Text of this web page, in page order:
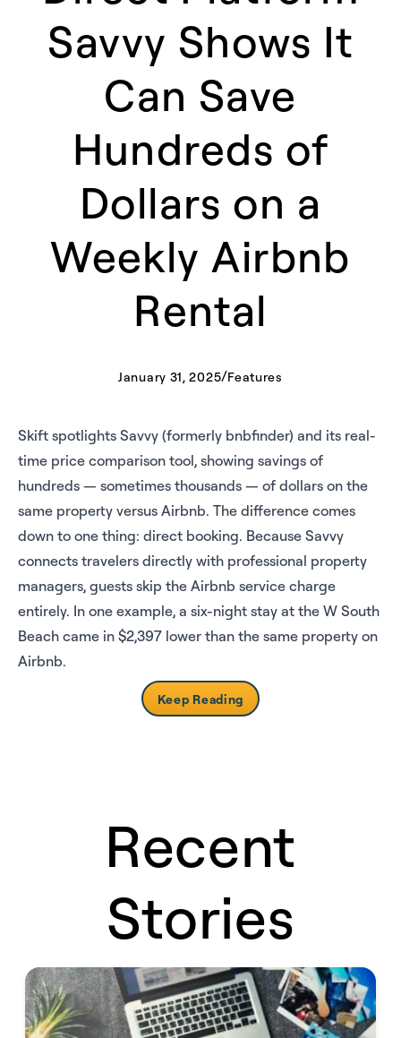
Savvy Shows It
Can Save
Hundreds of
Dollars on a
Weekly Airbnb
Rental​​​​‌ ‍ ​‍​‍‌‍ ‌ ​‍‌‍‍‌‌‍‌ ‌‍‍‌‌‍ ‍​‍​‍​ ‍‍​‍​‍‌ ​ ‌‍​‌‌‍ ‍‌‍‍‌‌ ‌​‌ ‍‌​‍ ‍‌‍‍‌‌‍ ​‍​‍​‍ ​​‍​‍‌‍‍​‌ ​‍‌‍‌‌‌‍‌‍​‍​‍​ ‍‍​‍​‍​‍ ‌ ​ ‌ ‌​‌ ‌‌‌‍‌​‌‍‍‌‌‍ ​‍ ‌‍‍‌‌‍ ‍‌ ‌​‌‍‌‌‌‍ ‍‌ ‌​​‍ ‌‍‌‌‌‍‌​‌‍‍‌‌ ‌​​‍ ‌‍ ‌‌‍ ‌‍‌​‌‍‌‌​ ‌‌ ​​‌ ​‍‌‍‌‌‌ ​ ‌‍‌‌‌‍ ‍‌ ‌​‌‍​‌‌ ‌​‌‍‍‌‌‍ ‌‍ ‍​ ‍ ‌‍‍‌‌‍‌​​ ‌​ ​‌‌‍‌‍‌‍​ ​ ​‍​ ‌​​ ​‍​ ‍‌​ ​​​‍ ‌‌‍‌‍‌‍​‍​ ‌ ‌‍‌‍​‍ ‌​ ‌​‌‍‌​‌‍‌‌​ ​​​‍ ‌‌‍​‌​ ​‌‌‍‌​‌‍​‌​‍ ‌‌‍​ ‌‍​‌​ ‌‌‌‍‌​‌‍‌‌​ ‌ ​ ‌​‌‍‌‌​ ‌‍​ ‌‍‌‍‌​‌‍‌‌​ ‍ ‌ ‌​‌ ‍‌‌ ​​‌‍‌‌​ ‌‌ ​​‌‍ ‌ ​ ‌ ‌​​ ‍ ‌ ​​‌‍​‌‌ ‌​‌‍‍​​ ‌‌ ‌​‌‍‍‌‌ ‌​‌‍ ​‌‍‌‌​ ‌‍​‍‌‍​‌‌ ​ ‌‍‌‌‌‌‌‌‌ ​‍‌‍ ​​ ‌​‍‌‌​ ​‍‌​‌‍‌ ​ ‌ ‌​‌ ‌‌‌‍‌​‌‍‍‌‌‍ ​‍‌‍‌‍‍‌‌‍‌​​ ‌​ ​‌‌‍‌‍‌‍​ ​ ​‍​ ‌​​ ​‍​ ‍‌​ ​​​‍ ‌‌‍‌‍‌‍​‍​ ‌ ‌‍‌‍​‍ ‌​ ‌​‌‍‌​‌‍‌‌​ ​​​‍ ‌‌‍​‌​ ​‌‌‍‌​‌‍​‌​‍ ‌‌‍​ ‌‍​‌​ ‌‌‌‍‌​‌‍‌‌​ ‌ ​ ‌​‌‍‌‌​ ‌‍​ ‌‍‌‍‌​‌‍‌‌​‍‌‍‌ ‌​‌ ‍‌‌ ​​‌‍‌‌​ ‌‌ ​​‌‍ ‌ ​ ‌ ‌​​‍‌‍‌ ​​‌‍​‌‌ ‌​‌‍‍​​ ‌‌ ‌​‌‍‍‌‌ ‌​‌‍ ​‌‍‌‌​‍‌‍‌ ​​‌‍‌‌‌ ​‍‌ ​ ‌ ​​‌‍‌‌‌‍​ ‌ ‌​‌‍‍‌‌ ‌‍‌‍‌‌​ ‌‌ ​​‌ ‌‌‌‍​‍‌‍ ​‌‍‍‌‌ ​ ‌‍‍​‌‍‌‌‌‍‌​​‍​‍‌ ‌
January 31, 2025/Features​​​​‌ ‍ ​‍​‍‌‍ ‌ ​‍‌‍‍‌‌‍‌ ‌‍‍‌‌‍ ‍​‍​‍​ ‍‍​‍​‍‌ ​ ‌‍​‌‌‍ ‍‌‍‍‌‌ ‌​‌ ‍‌​‍ ‍‌‍‍‌‌‍ ​‍​‍​‍ ​​‍​‍‌‍‍​‌ ​‍‌‍‌‌‌‍‌‍​‍​‍​ ‍‍​‍​‍​‍ ‌ ​ ‌ ‌​‌ ‌‌‌‍‌​‌‍‍‌‌‍ ​‍ ‌‍‍‌‌‍ ‍‌ ‌​‌‍‌‌‌‍ ‍‌ ‌​​‍ ‌‍‌‌‌‍‌​‌‍‍‌‌ ‌​​‍ ‌‍ ‌‌‍ ‌‍‌​‌‍‌‌​ ‌‌ ​​‌ ​‍‌‍‌‌‌ ​ ‌‍‌‌‌‍ ‍‌ ‌​‌‍​‌‌ ‌​‌‍‍‌‌‍ ‌‍ ‍​ ‍ ‌‍‍‌‌‍‌​​ ‌​ ‍‌​ ​‌‌‍‌‍​ ‌ ​ ‍​​ ‍‌‌‍‌‌‌‍​ ​‍ ‌​ ​​‌‍​ ​ ​ ​ ‌​​‍ ‌​ ‌​​ ‌‍‌‍​‍‌‍‌‌​‍ ‌‌‍​‍‌‍​‌‌‍​‌​ ‌ ​‍ ‌‌‍‌​​ ​ ​ ‌ ​ ​​‌‍​ ‌‍​‍​ ‌‌​ ​​‌‍‌‍​ ‌‌‌‍‌​​ ‌ ​ ‍ ‌ ‌​‌ ‍‌‌ ​​‌‍‌‌​ ‌‌‍​ ‌‍​‌‌ ‌​‌‍‌‌‌‍‌ ‌‍ ‌ ​‍‌ ‍‌​ ‍ ‌ ​​‌‍​‌‌ ‌​‌‍‍​​ ‌‌ ‌​‌‍‍‌‌ ‌​‌‍ ​‌‍‌‌​ ‌‍​‍‌‍​‌‌ ​ ‌‍‌‌‌‌‌‌‌ ​‍‌‍ ​​ ‌​‍‌‌​ ​‍‌​‌‍‌ ​ ‌ ‌​‌ ‌‌‌‍‌​‌‍‍‌‌‍ ​‍‌‍‌‍‍‌‌‍‌​​ ‌​ ‍‌​ ​‌‌‍‌‍​ ‌ ​ ‍​​ ‍‌‌‍‌‌‌‍​ ​‍ ‌​ ​​‌‍​ ​ ​ ​ ‌​​‍ ‌​ ‌​​ ‌‍‌‍​‍‌‍‌‌​‍ ‌‌‍​‍‌‍​‌‌‍​‌​ ‌ ​‍ ‌‌‍‌​​ ​ ​ ‌ ​ ​​‌‍​ ‌‍​‍​ ‌‌​ ​​‌‍‌‍​ ‌‌‌‍‌​​ ‌ ​‍‌‍‌ ‌​‌ ‍‌‌ ​​‌‍‌‌​ ‌‌‍​ ‌‍​‌‌ ‌​‌‍‌‌‌‍‌ ‌‍ ‌ ​‍‌ ‍‌​‍‌‍‌ ​​‌‍​‌‌ ‌​‌‍‍​​ ‌‌ ‌​‌‍‍‌‌ ‌​‌‍ ​‌‍‌‌​‍‌‍‌ ​​‌‍‌‌‌ ​‍‌ ​ ‌ ​​‌‍‌‌‌‍​ ‌ ‌​‌‍‍‌‌ ‌‍‌‍‌‌​ ‌‌ ​​‌ ‌‌‌‍​‍‌‍ ​‌‍‍‌‌ ​ ‌‍‍​‌‍‌‌‌‍‌​​‍​‍‌ ‌
Skift spotlights Savvy (formerly bnbfinder) and its real-
time price comparison tool, showing savings of
hundreds — sometimes thousands — of dollars on the
same property versus Airbnb. The difference comes
down to one thing: direct booking. Because Savvy
connects travelers directly with professional property
managers, guests skip the Airbnb service charge
entirely. In one example, a six-night stay at the W South
Beach came in $2,397 lower than the same property on
Airbnb.​​​​‌ ‍ ​‍​‍‌‍ ‌ ​‍‌‍‍‌‌‍‌ ‌‍‍‌‌‍ ‍​‍​‍​ ‍‍​‍​‍‌ ​ ‌‍​‌‌‍ ‍‌‍‍‌‌ ‌​‌ ‍‌​‍ ‍‌‍‍‌‌‍ ​‍​‍​‍ ​​‍​‍‌‍‍​‌ ​‍‌‍‌‌‌‍‌‍​‍​‍​ ‍‍​‍​‍​‍ ‌ ​ ‌ ‌​‌ ‌‌‌‍‌​‌‍‍‌‌‍ ​‍ ‌‍‍‌‌‍ ‍‌ ‌​‌‍‌‌‌‍ ‍‌ ‌​​‍ ‌‍‌‌‌‍‌​‌‍‍‌‌ ‌​​‍ ‌‍ ‌‌‍ ‌‍‌​‌‍‌‌​ ‌‌ ​​‌ ​‍‌‍‌‌‌ ​ ‌‍‌‌‌‍ ‍‌ ‌​‌‍​‌‌ ‌​‌‍‍‌‌‍ ‌‍ ‍​ ‍ ‌‍‍‌‌‍‌​​ ‌​ ​‌‌‍‌‍‌‍​ ​ ​‍​ ‌​​ ​‍​ ‍‌​ ​​​‍ ‌‌‍‌‍‌‍​‍​ ‌ ‌‍‌‍​‍ ‌​ ‌​‌‍‌​‌‍‌‌​ ​​​‍ ‌‌‍​‌​ ​‌‌‍‌​‌‍​‌​‍ ‌‌‍​ ‌‍​‌​ ‌‌‌‍‌​‌‍‌‌​ ‌ ​ ‌​‌‍‌‌​ ‌‍​ ‌‍‌‍‌​‌‍‌‌​ ‍ ‌ ‌​‌ ‍‌‌ ​​‌‍‌‌​ ‌‌ ​​‌‍ ‌ ​ ‌ ‌​​ ‍ ‌ ​​‌‍​‌‌ ‌​‌‍‍​​ ‌‌‍​ ‌‍ ‌‍ ‍‌ ‌​‌‍‌‌‌‍ ‍‌ ‌​​‍‌‌​ ‌‌‌​​‍‌‌ ‌‍‍ ‌‍‌‌‌ ‍‌​‍‌‌​ ​ ‌​‌​​‍‌‌​ ​ ‌​‌​​‍‌‌​ ​‍​ ​‍‌‍‌​‌‍​ ​ ‍‌​ ‌​‌‍​ ​ ‌‌‌‍​ ‌‍‌‌​ ​‌​ ‌‍​ ‌​​ ​‍​‍‌‌​ ​‍​ ​‍​‍‌‌​ ‌‌‌​‌​​‍ ‍‌‍​ ‌‍‍​‌‍‍‌‌‍ ​‌‍‌​‌ ​‍‌‍‌‌‌‍ ‍​‍‌‌​ ‌‌‌​​‍‌‌ ‌‍‍ ‌‍‌‌‌ ‍‌​‍‌‌​ ​ ‌​‌​​‍‌‌​ ​ ‌​‌​​‍‌‌​ ​‍​ ​‍​ ‍​​ ‍‌​ ‌​‌‍​ ​ ‍‌​ ‌​‌‍​‌​ ‍​​ ​‌‌‍‌​​ ​‍‌‍​‌​‍‌‌​ ​‍​ ​‍​‍‌‌​ ‌‌‌​‌​​‍ ‍‌ ‌​‌‍‌‌‌ ‍​‌ ‌​​ ‌‍​‍‌‍​‌‌ ​ ‌‍‌‌‌‌‌‌‌ ​‍‌‍ ​​ ‌​‍‌‌​ ​‍‌​‌‍‌ ​ ‌ ‌​‌ ‌‌‌‍‌​‌‍‍‌‌‍ ​‍‌‍‌‍‍‌‌‍‌​​ ‌​ ​‌‌‍‌‍‌‍​ ​ ​‍​ ‌​​ ​‍​ ‍‌​ ​​​‍ ‌‌‍‌‍‌‍​‍​ ‌ ‌‍‌‍​‍ ‌​ ‌​‌‍‌​‌‍‌‌​ ​​​‍ ‌‌‍​‌​ ​‌‌‍‌​‌‍​‌​‍ ‌‌‍​ ‌‍​‌​ ‌‌‌‍‌​‌‍‌‌​ ‌ ​ ‌​‌‍‌‌​ ‌‍​ ‌‍‌‍‌​‌‍‌‌​‍‌‍‌ ‌​‌ ‍‌‌ ​​‌‍‌‌​ ‌‌ ​​‌‍ ‌ ​ ‌ ‌​​‍‌‍‌ ​​‌‍​‌‌ ‌​‌‍‍​​ ‌‌‍​ ‌‍ ‌‍ ‍‌ ‌​‌‍‌‌‌‍ ‍‌ ‌​​‍‌‌​ ‌‌‌​​‍‌‌ ‌‍‍ ‌‍‌‌‌ ‍‌​‍‌‌​ ​ ‌​‌​​‍‌‌​ ​ ‌​‌​​‍‌‌​ ​‍​ ​‍‌‍‌​‌‍​ ​ ‍‌​ ‌​‌‍​ ​ ‌‌‌‍​ ‌‍‌‌​ ​‌​ ‌‍​ ‌​​ ​‍​‍‌‌​ ​‍​ ​‍​‍‌‌​ ‌‌‌​‌​​‍ ‍‌‍​ ‌‍‍​‌‍‍‌‌‍ ​‌‍‌​‌ ​‍‌‍‌‌‌‍ ‍​‍‌‌​ ‌‌‌​​‍‌‌ ‌‍‍ ‌‍‌‌‌ ‍‌​‍‌‌​ ​ ‌​‌​​‍‌‌​ ​ ‌​‌​​‍‌‌​ ​‍​ ​‍​ ‍​​ ‍‌​ ‌​‌‍​ ​ ‍‌​ ‌​‌‍​‌​ ‍​​ ​‌‌‍‌​​ ​‍‌‍​‌​‍‌‌​ ​‍​ ​‍​‍‌‌​ ‌‌‌​‌​​‍ ‍‌ ‌​‌‍‌‌‌ ‍​‌ ‌​​‍‌‍‌ ​​‌‍‌‌‌ ​‍‌ ​ ‌ ​​‌‍‌‌‌‍​ ‌ ‌​‌‍‍‌‌ ‌‍‌‍‌‌​ ‌‌ ​​‌ ‌‌‌‍​‍‌‍ ​‌‍‍‌‌ ​ ‌‍‍​‌‍‌‌‌‍‌​​‍​‍‌ ‌
Keep Reading​​​​‌ ‍ ​‍​‍‌‍ ‌ ​‍‌‍‍‌‌‍‌ ‌‍‍‌‌‍ ‍​‍​‍​ ‍‍​‍​‍‌ ​ ‌‍​‌‌‍ ‍‌‍‍‌‌ ‌​‌ ‍‌​‍ ‍‌‍‍‌‌‍ ​‍​‍​‍ ​​‍​‍‌‍‍​‌ ​‍‌‍‌‌‌‍‌‍​‍​‍​ ‍‍​‍​‍​‍ ‌ ​ ‌ ‌​‌ ‌‌‌‍‌​‌‍‍‌‌‍ ​‍ ‌‍‍‌‌‍ ‍‌ ‌​‌‍‌‌‌‍ ‍‌ ‌​​‍ ‌‍‌‌‌‍‌​‌‍‍‌‌ ‌​​‍ ‌‍ ‌‌‍ ‌‍‌​‌‍‌‌​ ‌‌ ​​‌ ​‍‌‍‌‌‌ ​ ‌‍‌‌‌‍ ‍‌ ‌​‌‍​‌‌ ‌​‌‍‍‌‌‍ ‌‍ ‍​ ‍ ‌‍‍‌‌‍‌​​ ‌​ ​‌‌‍‌‍‌‍​ ​ ​‍​ ‌​​ ​‍​ ‍‌​ ​​​‍ ‌‌‍‌‍‌‍​‍​ ‌ ‌‍‌‍​‍ ‌​ ‌​‌‍‌​‌‍‌‌​ ​​​‍ ‌‌‍​‌​ ​‌‌‍‌​‌‍​‌​‍ ‌‌‍​ ‌‍​‌​ ‌‌‌‍‌​‌‍‌‌​ ‌ ​ ‌​‌‍‌‌​ ‌‍​ ‌‍‌‍‌​‌‍‌‌​ ‍ ‌ ‌​‌ ‍‌‌ ​​‌‍‌‌​ ‌‌ ​​‌‍ ‌ ​ ‌ ‌​​ ‍ ‌ ​​‌‍​‌‌ ‌​‌‍‍​​ ‌‌‍​ ‌‍ ‌‍ ‍‌ ‌​‌‍‌‌‌‍ ‍‌ ‌​​‍‌‌​ ‌‌‌​​‍‌‌ ‌‍‍ ‌‍‌‌‌ ‍‌​‍‌‌​ ​ ‌​‌​​‍‌‌​ ​ ‌​‌​​‍‌‌​ ​‍​ ​‍​ ‍​​ ‌‌‌‍‌‍‌‍‌‍‌‍​‍​ ​‌​ ‌‌​ ‌ ‌‍‌‍‌‍‌‍‌‍‌​​ ‌‌​‍‌‌​ ​‍​ ​‍​‍‌‌​ ‌‌‌​‌​​‍ ‍‌‍​ ‌‍‍​‌‍‍‌‌‍ ​‌‍‌​‌ ​‍‌‍‌‌‌‍ ‍​‍‌‌​ ‌‌‌​​‍‌‌ ‌‍‍ ‌‍‌‌‌ ‍‌​‍‌‌​ ​ ‌​‌​​‍‌‌​ ​ ‌​‌​​‍‌‌​ ​‍​ ​‍​ ‌​‌‍‌‍​ ​ ​ ‍​​ ‍‌​ ​‌‌‍​ ​ ​​‌‍​‌‌‍​ ​ ​​​ ‍‌​‍‌‌​ ​‍​ ​‍​‍‌‌​ ‌‌‌​‌​​‍ ‍‌ ‌​‌‍‌‌‌ ‍​‌ ‌​​ ‌‍​‍‌‍​‌‌ ​ ‌‍‌‌‌‌‌‌‌ ​‍‌‍ ​​ ‌​‍‌‌​ ​‍‌​‌‍‌ ​ ‌ ‌​‌ ‌‌‌‍‌​‌‍‍‌‌‍ ​‍‌‍‌‍‍‌‌‍‌​​ ‌​ ​‌‌‍‌‍‌‍​ ​ ​‍​ ‌​​ ​‍​ ‍‌​ ​​​‍ ‌‌‍‌‍‌‍​‍​ ‌ ‌‍‌‍​‍ ‌​ ‌​‌‍‌​‌‍‌‌​ ​​​‍ ‌‌‍​‌​ ​‌‌‍‌​‌‍​‌​‍ ‌‌‍​ ‌‍​‌​ ‌‌‌‍‌​‌‍‌‌​ ‌ ​ ‌​‌‍‌‌​ ‌‍​ ‌‍‌‍‌​‌‍‌‌​‍‌‍‌ ‌​‌ ‍‌‌ ​​‌‍‌‌​ ‌‌ ​​‌‍ ‌ ​ ‌ ‌​​‍‌‍‌ ​​‌‍​‌‌ ‌​‌‍‍​​ ‌‌‍​ ‌‍ ‌‍ ‍‌ ‌​‌‍‌‌‌‍ ‍‌ ‌​​‍‌‌​ ‌‌‌​​‍‌‌ ‌‍‍ ‌‍‌‌‌ ‍‌​‍‌‌​ ​ ‌​‌​​‍‌‌​ ​ ‌​‌​​‍‌‌​ ​‍​ ​‍​ ‍​​ ‌‌‌‍‌‍‌‍‌‍‌‍​‍​ ​‌​ ‌‌​ ‌ ‌‍‌‍‌‍‌‍‌‍‌​​ ‌‌​‍‌‌​ ​‍​ ​‍​‍‌‌​ ‌‌‌​‌​​‍ ‍‌‍​ ‌‍‍​‌‍‍‌‌‍ ​‌‍‌​‌ ​‍‌‍‌‌‌‍ ‍​‍‌‌​ ‌‌‌​​‍‌‌ ‌‍‍ ‌‍‌‌‌ ‍‌​‍‌‌​ ​ ‌​‌​​‍‌‌​ ​ ‌​‌​​‍‌‌​ ​‍​ ​‍​ ‌​‌‍‌‍​ ​ ​ ‍​​ ‍‌​ ​‌‌‍​ ​ ​​‌‍​‌‌‍​ ​ ​​​ ‍‌​‍‌‌​ ​‍​ ​‍​‍‌‌​ ‌‌‌​‌​​‍ ‍‌ ‌​‌‍‌‌‌ ‍​‌ ‌​​‍‌‍‌ ​​‌‍‌‌‌ ​‍‌ ​ ‌ ​​‌‍‌‌‌‍​ ‌ ‌​‌‍‍‌‌ ‌‍‌‍‌‌​ ‌‌ ​​‌ ‌‌‌‍​‍‌‍ ​‌‍‍‌‌ ​ ‌‍‍​‌‍‌‌‌‍‌​​‍​‍‌ ‌
Recent
Stories